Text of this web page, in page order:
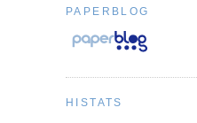
PAPERBLOG
HISTATS